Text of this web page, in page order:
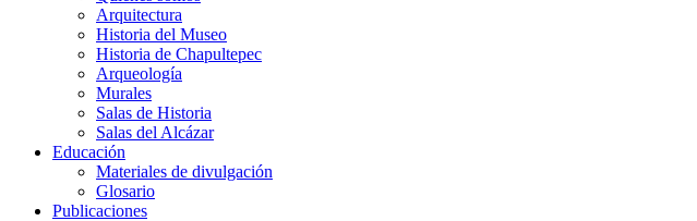
Arquitectura
Historia del Museo
Historia de Chapultepec
Arqueología
Murales
Salas de Historia
Salas del Alcázar
Educación
Materiales de divulgación
Glosario
Publicaciones